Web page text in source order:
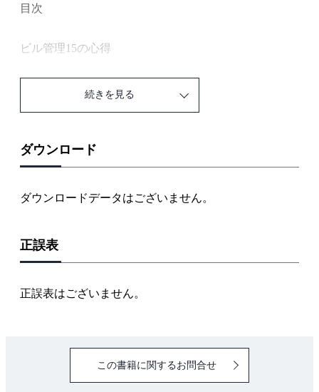
目次
ビル管理15の心得
第1章 空気調和設備の基礎知識
イラストで学ぶ 中央式空気調和機のしくみ
空気調和とは空気を調和する／空気調和における温度
浄度／熱の伝わり方／換気には自然換気と機械換気が
内に入ってくる熱量をいう／室内発熱負荷には人体発
熱負荷と機器発熱負荷がある／空気調和負荷と冷房負
続きを見る
ダウンロード
ダウンロードデータはございません。
正誤表
正誤表はございません。
この書籍に関するお問合せ